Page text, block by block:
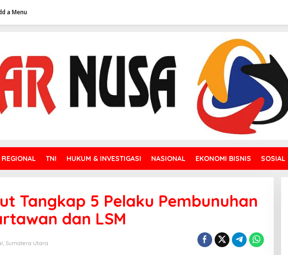
a Menu
REGIONAL TNI HUKUM & INVESTIGASI NASIONAL EKONOMI BISNIS SOSIAL
Tangkap 5 Pelaku Pembunuhan
dan LSM
, Sumatera Utara